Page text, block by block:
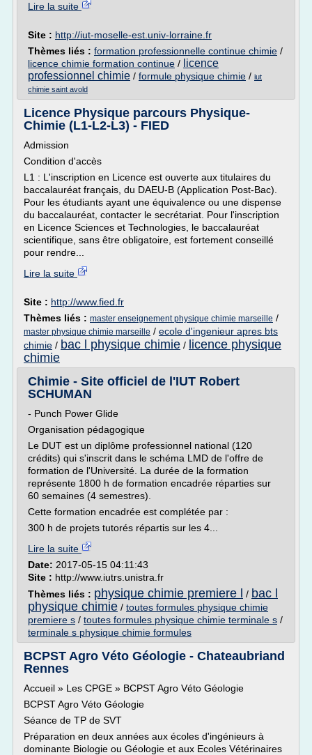
Lire la suite
Site : http://iut-moselle-est.univ-lorraine.fr
Thèmes liés : formation professionnelle continue chimie /
licence chimie formation continue / licence
professionnel chimie / formule physique chimie / iut
chimie saint avold
Licence Physique parcours Physique-
Chimie (L1-L2-L3) - FIED
Admission
Condition d'accès
L1 : L'inscription en Licence est ouverte aux titulaires du
baccalauréat français, du DAEU-B (Application Post-Bac).
Pour les étudiants ayant une équivalence ou une dispense
du baccalauréat, contacter le secrétariat. Pour l'inscription
en Licence Sciences et Technologies, le baccalauréat
scientifique, sans être obligatoire, est fortement conseillé
pour rendre...
Lire la suite
Site : http://www.fied.fr
Thèmes liés : master enseignement physique chimie marseille /
master physique chimie marseille / ecole d'ingenieur apres bts
chimie / bac l physique chimie / licence physique
chimie
Chimie - Site officiel de l'IUT Robert
SCHUMAN
- Punch Power Glide
Organisation pédagogique
Le DUT est un diplôme professionnel national (120
crédits) qui s'inscrit dans le schéma LMD de l'offre de
formation de l'Université. La durée de la formation
représente 1800 h de formation encadrée réparties sur
60 semaines (4 semestres).
Cette formation encadrée est complétée par :
300 h de projets tutorés répartis sur les 4...
Lire la suite
Date: 2017-05-15 04:11:43
Site : http://www.iutrs.unistra.fr
Thèmes liés : physique chimie premiere l / bac l
physique chimie / toutes formules physique chimie
premiere s / toutes formules physique chimie terminale s /
terminale s physique chimie formules
BCPST Agro Véto Géologie - Chateaubriand
Rennes
Accueil » Les CPGE » BCPST Agro Véto Géologie
BCPST Agro Véto Géologie
Séance de TP de SVT
Préparation en deux années aux écoles d'ingénieurs à
dominante Biologie ou Géologie et aux Ecoles Vétérinaires